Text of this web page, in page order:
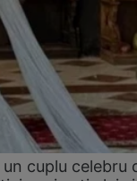
cuplu celebru